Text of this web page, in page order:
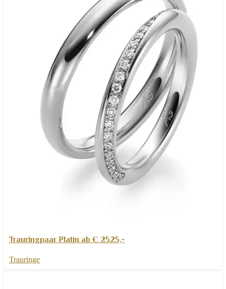
Schnellansicht
Trauringpaar Platin ab € 2525,-
Trauringe